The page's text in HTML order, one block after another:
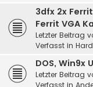
3dfx 2x
Ferrit VGA
Letzter Beitrag
Verfasst in
DOS, Win9x
Letzter Beitrag